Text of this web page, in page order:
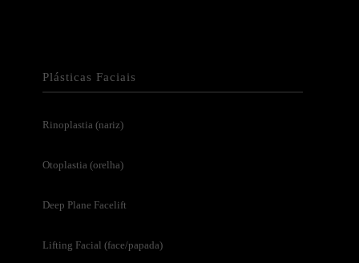
Plásticas Faciais
Rinoplastia (nariz)
Otoplastia (orelha)
Deep Plane Facelift
Lifting Facial (face/papada)